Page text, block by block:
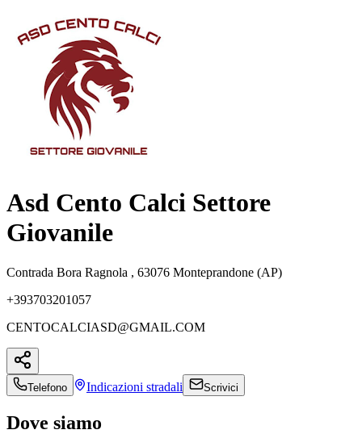
Asd Cento Calci Settore
Giovanile
Contrada Bora Ragnola , 63076 Monteprandone (AP)
+393703201057
CENTOCALCIASD@GMAIL.COM
Telefono Indicazioni stradali Scrivici
Dove siamo